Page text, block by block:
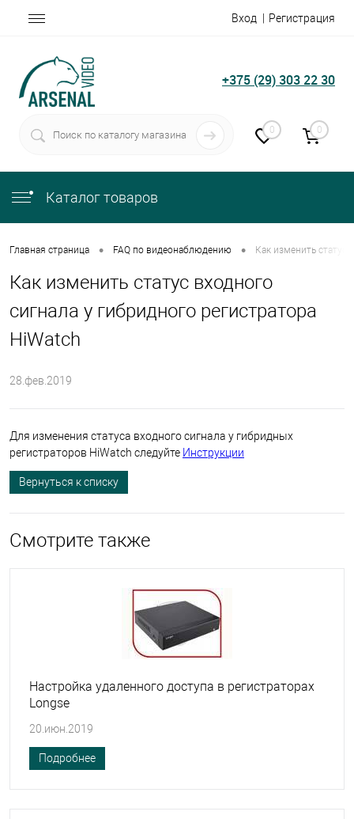
Вход Регистрация
+375 (29) 303 22 30
0 0
Каталог товаров
Главная страница • FAQ по видеонаблюдению • Как изменить статус
Как изменить статус входного
сигнала у гибридного регистратора
HiWatch
28.фев.2019
Для изменения статуса входного сигнала у гибридных
регистраторов HiWatch следуйте Инструкции
Вернуться к списку
Смотрите также
Настройка удаленного доступа в регистраторах
Longse
20.июн.2019
Подробнее